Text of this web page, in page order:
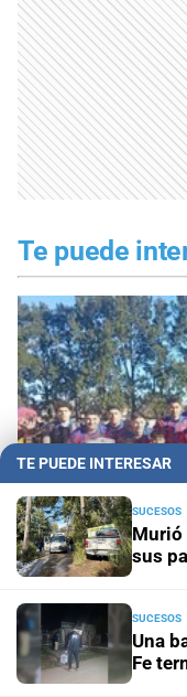
Te puede
La Perla y Colón
el Apertura
TE PUEDE INTERESAR
SUCESOS
Murió
sus
SUCESOS
Una
Fe